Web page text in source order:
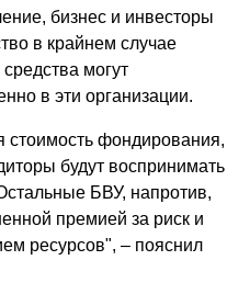
бизнес и инвесторы
в крайнем случае
могут
в эти организации.
стоимость фондирования,
будут воспринимать
БВУ, напротив,
премией за риск и
ресурсов", – пояснил